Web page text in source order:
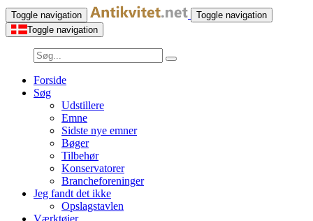
Toggle navigation
Toggle navigation
Toggle navigation
Forside
Søg
Udstillere
Emne
Sidste nye emner
Bøger
Tilbehør
Konservatorer
Brancheforeninger
Jeg fandt det ikke
Opslagstavlen
Værktøjer